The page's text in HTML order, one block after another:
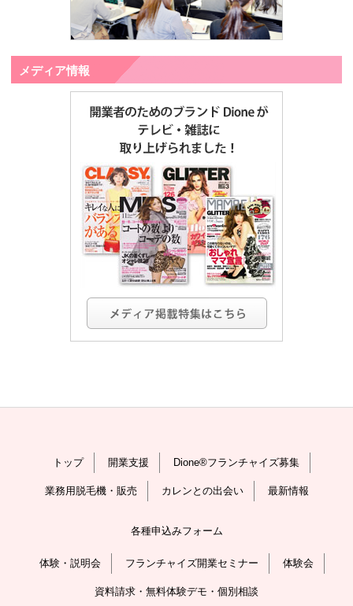
メディア情報
トップ 開業支援 Dione®フランチャイズ募集
業務用脱毛機・販売 カレンとの出会い 最新情報
各種申込みフォーム
体験・説明会 フランチャイズ開業セミナー 体験会
資料請求・無料体験デモ・個別相談